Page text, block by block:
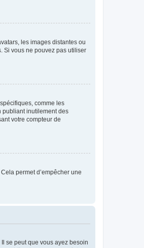
les images distantes ou
Si vous ne pouvez pas utiliser
comme les
publiant inutilement des
votre compteur de
permet d’empêcher une
se peut que vous ayez besoin